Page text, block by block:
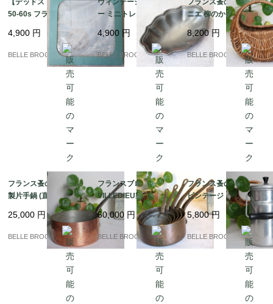
50-60s フランス製 ヴ
ィンテージリネン ハン
カチ 花冠とイニシャル
「G」の手刺繍｜フラ
ンス発送（到着まで2-3
4,900 円
BELLE BROCANTE
ー ミニトレイ イタリア
製 METALARS 錫製 小
皿 アクセサリートレイ
｜フランス発送（到着
まで2-3週間）
4,900 円
BELLE BROCANTE
ニエ 柳のかご / 飴色 ブ
ロカント｜フランス発
送（到着まで2-3週間）
8,200円
BELLE BROCANTE
フランス蚤の市発 ★銅
製片手鍋 (直径20cm/深
さ10cm)｜フランス発
送（到着まで2-3週間）
25,000 円
BELLE BROCANTE
フランスブロカント☆
VILLEDIEU製 重厚2m
m厚 銅製片手鍋 5点フ
ルセット 鋳鉄ハンドル
/ コッパー｜フランス発
送（到着まで2-3週間）
50,000 円
BELLE BROCANTE
フランス蚤の市より★
ビンテージ アルミ製 ミ
ルクポット（1L表示）
｜フランス発送（到着
まで2-3週間）
5,800円
BELLE BROCANTE